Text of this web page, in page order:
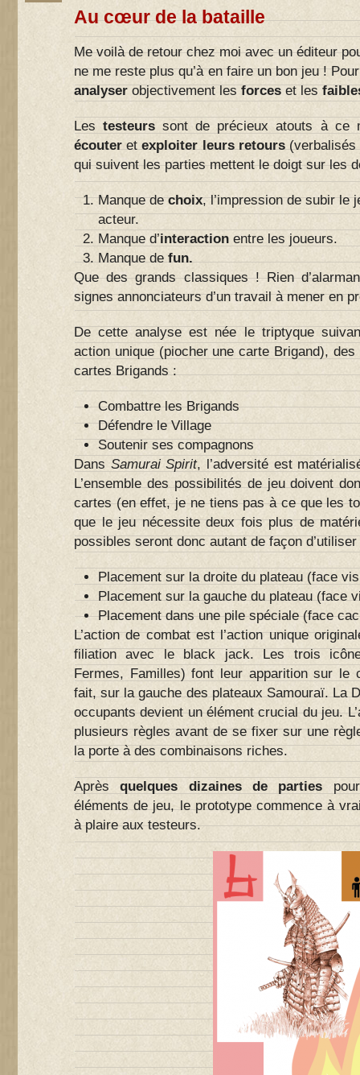
Au cœur de la bataille
Me voilà de retour chez moi avec un éditeur
ne me reste plus qu’à en faire un bon jeu !
analyserobjectivement lesforceset les
Lestesteurssont de précieux atouts à ce
écouteretexploiter leurs retours(verbalisés
qui suivent les parties mettent le doigt sur les
Manque dechoix, l’impression de subir le
acteur.
Manque d’interaction entre les joueurs.
Manque defun.
Que des grands classiques ! Rien
signes annonciateurs d’un travail à mener en
De cette analyse est née le triptyque
action unique (piocher une carte Brigand),
cartes Brigands :
Combattre les Brigands
Défendre le Village
Soutenir ses compagnons
Dans Samurai Spirit, l’adversité est
L’ensemble des possibilités de jeu doivent
cartes (en effet, je ne tiens pas à ce que les
que le jeu nécessite deux fois plus de
possibles seront donc autant de façon
Placement sur la droite du plateau (face
Placement sur la gauche du plateau (face
Placement dans une pile spéciale (face
L’action de combat est l’action unique
filiation avec le black jack. Les trois
Fermes, Familles) font leur apparition sur
fait, sur la gauche des plateaux Samouraï. La
occupants devient un élément crucial du jeu.
plusieurs règles avant de se fixer sur une
la porte à des combinaisons riches.
Aprèsquelques dizaines de parties
éléments de jeu, le prototype commence à
à plaire aux testeurs.